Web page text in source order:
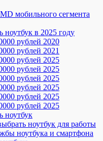
мобильного сегмента
ноутбук в 2025 году
рублей 2020
рублей 2021
рублей 2025
рублей 2025
рублей 2025
рублей 2025
рублей 2025
рублей 2025
ноутбук
ноутбук для работы
ноутбука и смартфона